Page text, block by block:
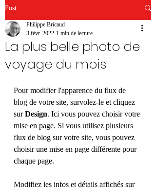
Post
La plus belle photo de
voyage du mois
Philippe Bricaud
3 févr. 2022 1 min de lecture
Pour modifier l'apparence du flux de
blog de votre site, survolez-le et cliquez
sur Design. Ici vous pouvez choisir votre
mise en page. Si vous utilisez plusieurs
flux de blog sur votre site, vous pouvez
choisir une mise en page différente pour
chaque page.
Modifiez les infos et détails affichés sur